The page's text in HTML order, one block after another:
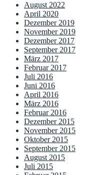
August 2022
April 2020
Dezember 2019
November 2019
Dezember 2017
September 2017
März 2017
Februar 2017
Juli 2016
Juni 2016
April 2016
März 2016
Februar 2016
Dezember 2015
November 2015
Oktober 2015
September 2015
August 2015
Juli 2015